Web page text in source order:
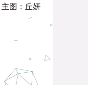
主图：丘妍